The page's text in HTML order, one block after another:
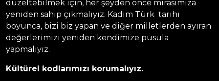
düzeltebilmek için, her şeyden önce mirasımıza
yeniden sahip çıkmalıyız. Kadim Türk tarihi
boyunca, bizi biz yapan ve diğer milletlerden ayıran
değerlerimizi yeniden kendimize pusula
yapmalıyız.
Kültürel kodlarımızı korumalıyız.